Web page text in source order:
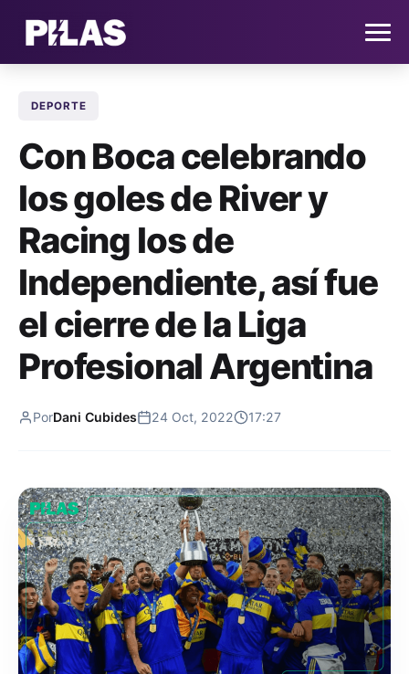
NOTICIAS
QUIÉNES SOMOS
CONTACTO
SUSCRÍBETE
DEPORTE
Con Boca celebrando
los goles de River y
Racing los de
Independiente, así fue
el cierre de la Liga
Profesional Argentina
PorDani Cubides 24 Oct, 2022 17:27